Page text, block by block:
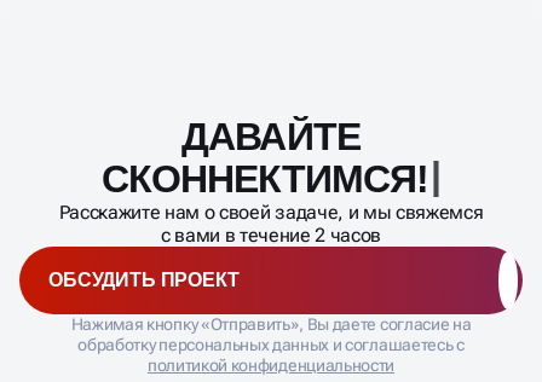
Масштабирование
процесса
ДАВАЙТЕ
СКОННЕКТИМ
Расскажите нам о своей задаче, и мы свяжемся
с вами в течение 2 часов
ОБСУДИТЬ ПРОЕКТ
Нажимая кнопку «Отправить», Вы даете согласие на
обработку персональных данных и соглашаетесь с
политикой конфиденциальности